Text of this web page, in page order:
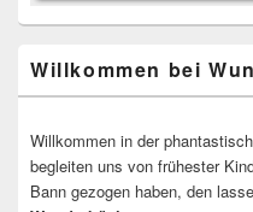
Willkommen bei
Willkommen in der
begleiten uns von frühester
Bann gezogen haben, den